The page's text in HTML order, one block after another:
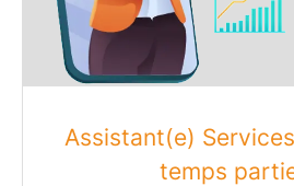
Assistant(e)
temps